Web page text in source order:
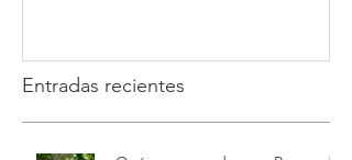
sin estrés | Modest Dog
Entradas recientes